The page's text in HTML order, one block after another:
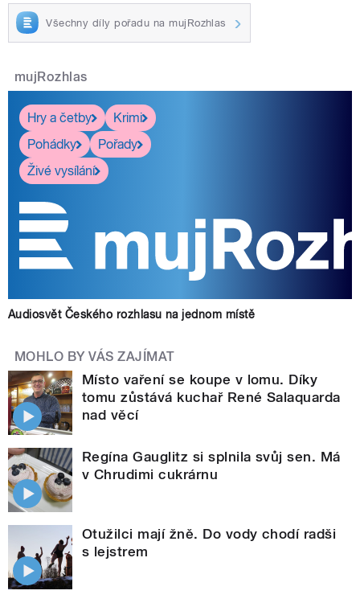
Všechny díly pořadu na mujRozhlas
mujRozhlas
Hry a četby
Krimi
Pohádky
Pořady
Živé vysílání
Audiosvět Českého rozhlasu na jednom místě
MOHLO BY VÁS ZAJÍMAT
Místo vaření se koupe v lomu. Díky
tomu zůstává kuchař René Salaquarda
nad věcí
Regína Gauglitz si splnila svůj sen. Má
v Chrudimi cukrárnu
Otužilci mají žně. Do vody chodí radši
s lejstrem